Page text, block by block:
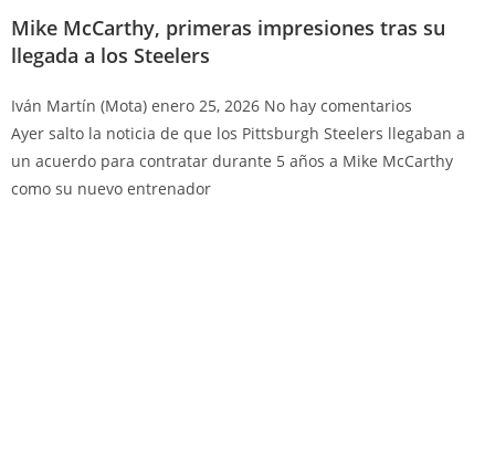
Mike McCarthy, primeras impresiones tras su
llegada a los Steelers
Iván Martín (Mota) enero 25, 2026 No hay comentarios
Ayer salto la noticia de que los Pittsburgh Steelers llegaban a
un acuerdo para contratar durante 5 años a Mike McCarthy
como su nuevo entrenador